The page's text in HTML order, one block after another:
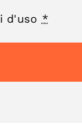
d'uso *